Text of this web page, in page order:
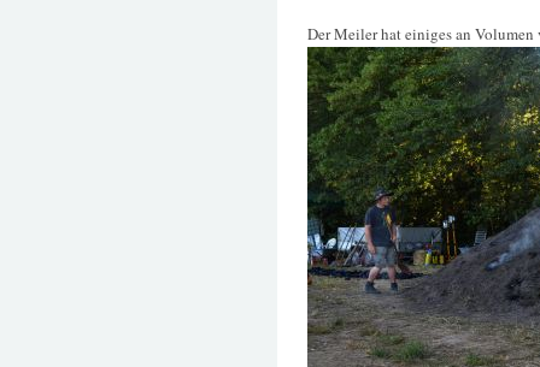
Der Meiler hat einiges an Volumen